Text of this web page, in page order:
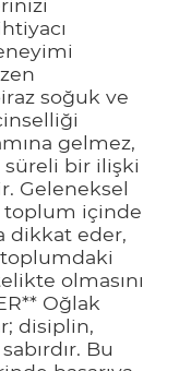
soğuk ve
gelmez,
bir ilişki
Geleneksel
toplum içinde
dikkat eder,
olmasını
Oğlak
disiplin,
Bu